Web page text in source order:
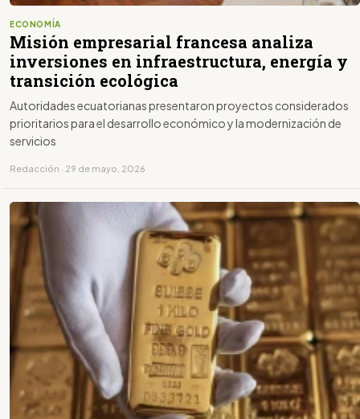
ECONOMÍA
Misión empresarial francesa analiza
inversiones en infraestructura, energía y
transición ecológica
Autoridades ecuatorianas presentaron proyectos considerados
prioritarios para el desarrollo económico y la modernización de
servicios
Redacción · 29 de mayo, 2026